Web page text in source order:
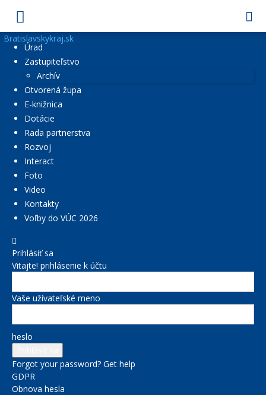
Bratislavskykraj.sk
Úrad
Zastupiteľstvo
Archív
Otvorená župa
E-knižnica
Dotácie
Rada partnerstva
Rozvoj
Interact
Foto
Video
Kontakty
Voľby do VÚC 2026
Prihlásiť sa
Vitajte! prihlásenie k účtu
Vaše užívateľské meno
heslo
Forgot your password? Get help
GDPR
Obnova hesla